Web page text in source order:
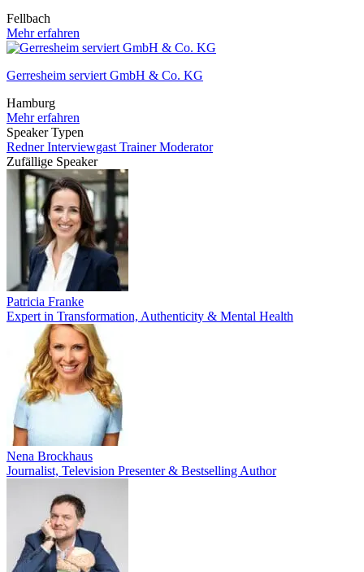
Fellbach
Mehr erfahren
Gerresheim serviert GmbH & Co. KG
Hamburg
Mehr erfahren
Speaker Typen
RednerInterviewgast TrainerModerator
Zufällige Speaker
Patricia Franke
Expert in Transformation, Authenticity & Mental Health
Nena Brockhaus
Journalist, Television Presenter & Bestselling Author